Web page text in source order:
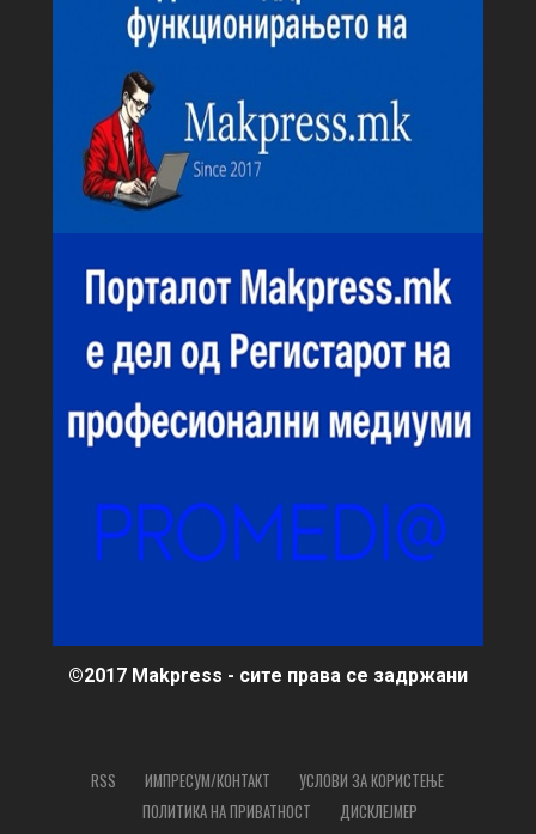
©2017 Makpress - сите права се задржани
RSS ИМПРЕСУМ/КОНТАКТ
УСЛОВИ ЗА КОРИСТЕЊЕ
ПОЛИТИКА НА ПРИВАТНОСТ
ДИСКЛЕЈМЕР